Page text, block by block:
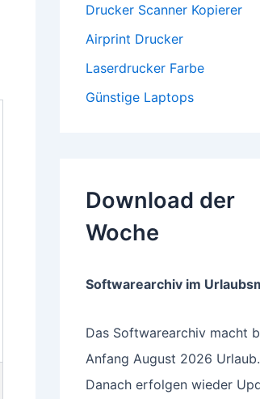
Drucker Scanner Kopierer
Airprint Drucker
Laserdrucker Farbe
Günstige Laptops
Download der
Woche
Softwarearchiv im
Das Softwarearchiv macht
Anfang August 2026 Urlaub.
Danach erfolgen wieder